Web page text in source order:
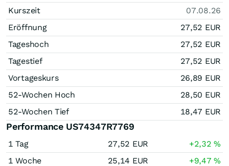
Kurszeit
07.08.26
Eröffnung
27,52 EUR
Tageshoch
27,52 EUR
Tagestief
27,52 EUR
Vortageskurs
26,89 EUR
52-Wochen Hoch
28,50 EUR
52-Wochen Tief
18,47 EUR
Performance US74347R7769
1 Tag 27,52 EUR +2,32%
1 Woche
25,14 EUR +9,47%